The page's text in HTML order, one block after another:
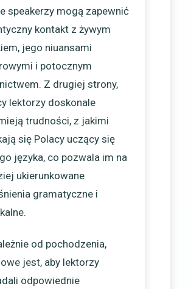
speakerzy mogą zapewnić
kontakt z żywym
jego niuansami
i potocznym
Z drugiej strony,
lektorzy doskonale
trudności, z jakimi
się Polacy uczący się
języka, co pozwala im na
ukierunkowane
gramatyczne i
od pochodzenia,
jest, aby lektorzy
odpowiednie